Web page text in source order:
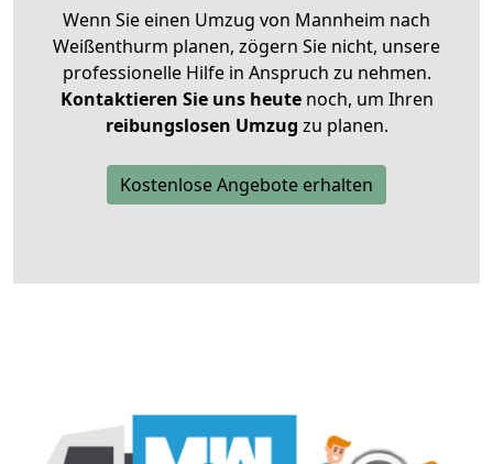
Wenn Sie einen Umzug von Mannheim nach
Weißenthurm planen, zögern Sie nicht, unsere
professionelle Hilfe in Anspruch zu nehmen.
Kontaktieren Sie uns heutenoch, um Ihren
reibungslosen Umzug zu planen.
Kostenlose Angebote erhalten